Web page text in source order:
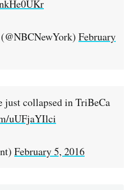
February
just collapsed in TriBeCa
uUFjaYIlci
February 5, 2016